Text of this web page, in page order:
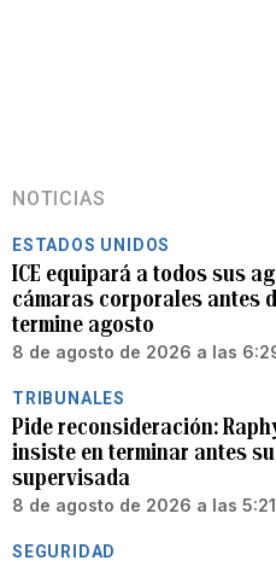
NOTICIAS
ESTADOS UNIDOS
ICE equipará a todos sus
cámaras corporales antes
termine agosto
8 de agosto de 2026 a las
TRIBUNALES
Pide reconsideración:
insiste en terminar antes
supervisada
8 de agosto de 2026 a las
SEGURIDAD